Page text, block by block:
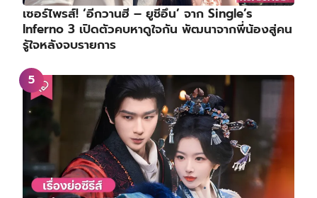
เซอร์ไพรส์! ‘อีกวานฮี – ยูชีอึน’ จาก Single’s
Inferno 3 เปิดตัวคบหาดูใจกัน พัฒนาจากพี่น้องสู่คน
รู้ใจหลังจบรายการ